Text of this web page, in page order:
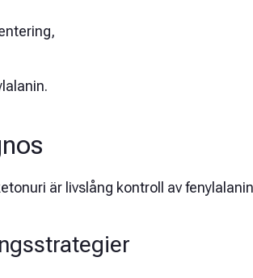
är livslång kontroll av